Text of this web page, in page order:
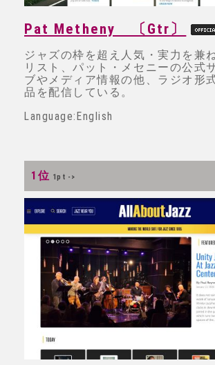
Pat Metheny 〔Gtr〕
ジャズの枠を超え人気・実力を兼
リスト、パット・メセニーの公式
ブやメディア情報の他、ラジオ形
品を配信している。
Language:English
1位 1pt ->